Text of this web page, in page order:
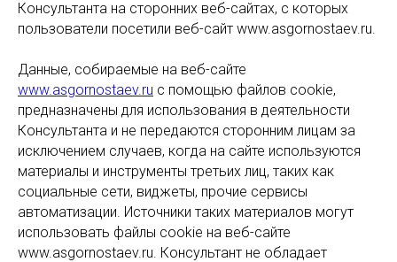
Консультанта на сторонних веб-сайтах, с которых
пользователи посетили веб-сайт www.asgornostaev.ru.
Данные, собираемые на веб-сайте
www.asgornostaev.ru с помощью файлов cookie,
предназначены для использования в деятельности
Консультанта и не передаются сторонним лицам за
исключением случаев, когда на сайте используются
материалы и инструменты третьих лиц, таких как
социальные сети, виджеты, прочие сервисы
автоматизации. Источники таких материалов могут
использовать файлы cookie на веб-сайте
www.asgornostaev.ru. Консультант не обладает